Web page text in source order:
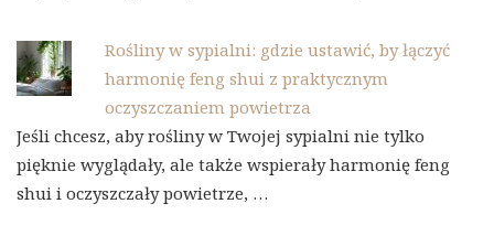
Rośliny w sypialni: gdzie ustawić, by łączyć
harmonię feng shui z praktycznym
oczyszczaniem powietrza
Jeśli chcesz, aby rośliny w Twojej sypialni nie tylko
pięknie wyglądały, ale także wspierały harmonię feng
shui i oczyszczały powietrze, …